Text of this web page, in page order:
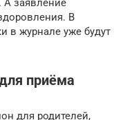
В
в журнале уже будут
приёма
для родителей,